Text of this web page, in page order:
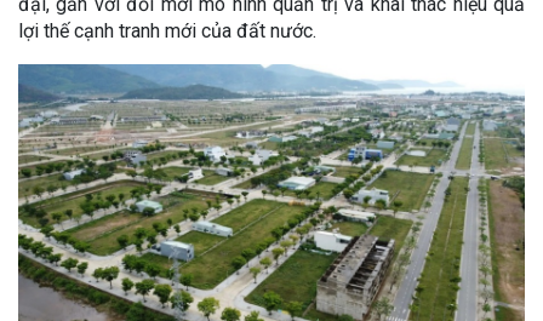
lợi thế cạnh tranh mới của đất nước.